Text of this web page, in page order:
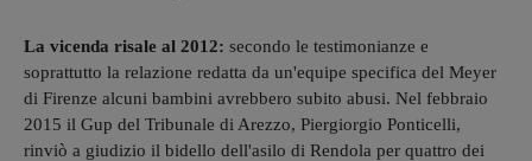
La vicenda risale al 2012: secondo le testimonianze e
soprattutto la relazione redatta da un'equipe specifica del Meyer
di Firenze alcuni bambini avrebbero subito abusi. Nel febbraio
2015 il Gup del Tribunale di Arezzo, Piergiorgio Ponticelli,
rinviò a giudizio il bidello dell'asilo di Rendola per quattro dei